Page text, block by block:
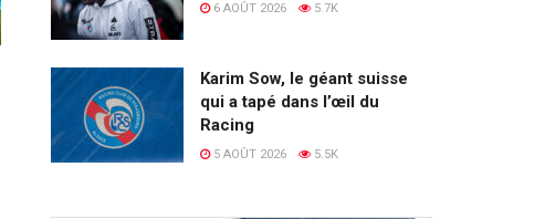
6 AOÛT 2026 5.7K
Karim Sow, le géant suisse
qui a tapé dans l’œil du
Racing
5 AOÛT 2026 5.5K